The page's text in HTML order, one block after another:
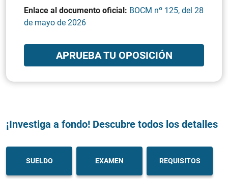
Enlace al documento oficial: BOCM nº 125, del 28
de mayo de 2026
APRUEBA TU OPOSICIÓN
¡Investiga a fondo! Descubre todos los detalles
SUELDO EXAMEN REQUISITOS